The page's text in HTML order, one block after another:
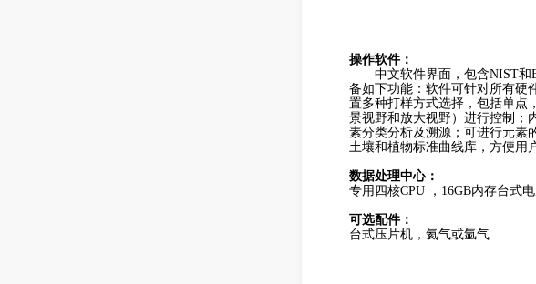
操作软件：
中文软件界面，包含NIST和
备如下功能：软件可针对所有硬
置多种打样方式选择，包括单点
景视野和放大视野）进行控制；
素分类分析及溯源；可进行元素
土壤和植物标准曲线库，方便用
数据处理中心：
专用 四核CPU ，16GB内存台式
可选配件：
台式压片机 ，氦气或氩气